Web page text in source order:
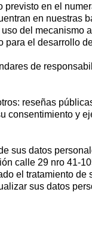
en el
en
del
el desarrollo
de
reseñas
consentimiento y
sus datos
calle 29 nro 41-
el tratamiento
sus datos